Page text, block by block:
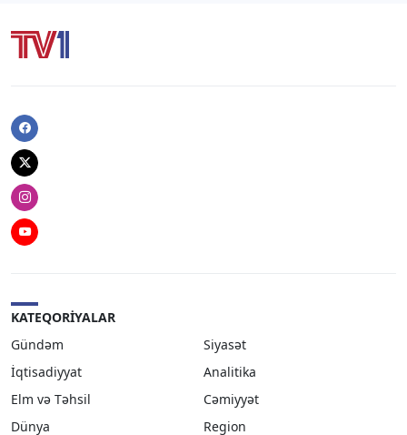
Facebook
Twitter
Instagram
Youtube
KATEQORIYALAR
Gündəm
Siyasət
İqtisadiyyat
Analitika
Elm və Təhsil
Cəmiyyət
Dünya
Region